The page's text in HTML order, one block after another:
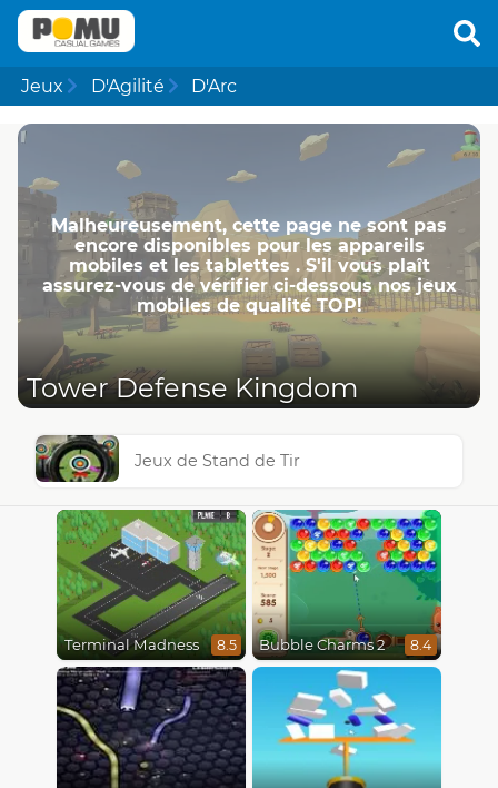
Jeux D'Agilité D'Arc
Malheureusement, cette page ne ​​sont pas
encore disponibles pour les appareils
mobiles et les tablettes . S'il vous plaît
assurez-vous de vérifier ci-dessous nos jeux
mobiles de qualité TOP!
Tower Defense Kingdom
Jeux de Stand de Tir
Terminal Madness 8.5 Bubble Charms 2 8.4